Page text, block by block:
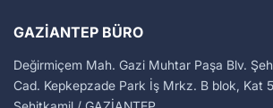
GAZIANTEP BÜRO
Değirmiçem Mah. Gazi Muhtar Paşa Blv.
Cad. Kepkepzade Park İş Mrkz. B blok, Kat 5